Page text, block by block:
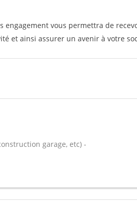
engagement vous permettra de
et ainsi assurer un avenir à votre
garage, etc) -